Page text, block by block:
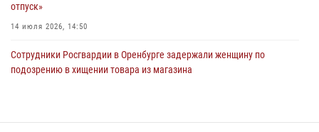
отпуск»
14 июля 2026, 14:50
Сотрудники Росгвардии в Оренбурге задержали женщину по
подозрению в хищении товара из магазина